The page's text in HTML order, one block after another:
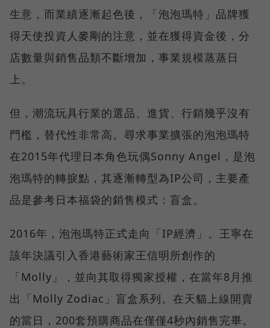
生意，而業績逐漸起色後，「泡泡瑪特」品牌獲
得天使投資人麥剛的注意，並在獲得資金後，分
店數量與銷售品類不斷增加，事業規模蒸蒸日
上。
但，潮流玩具行業的選品、進貨、行銷幾乎沒有
門檻，替代性非常高。尋求事業擴張的泡泡瑪特
在2015年代理日本角色玩偶Sonny Angel，是泡
泡瑪特的轉捩點，其逐漸轉型為IP公司，主要產
品是參考日本福袋的銷售模式：盲盒。
2016年，泡泡瑪特正式走向「IP經濟」。王寧在
該年決議引入香港藝術家王信明所創作的
「Molly」，並向其取得獨家授權，在當年8月推
出「Molly Zodiac」盲盒系列。在天貓上線開賣
的當日，200套預購商品在僅僅4秒內銷售完畢。